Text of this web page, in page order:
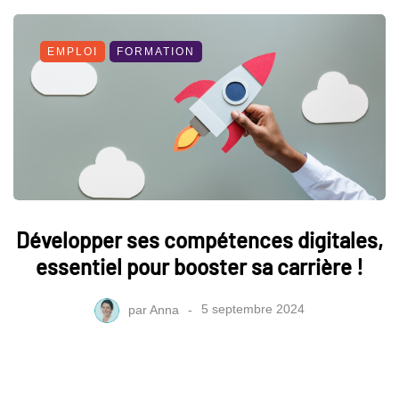
EMPLOI FORMATION
Développer ses compétences digitales,
essentiel pour booster sa carrière !
parAnna 5 septembre 2024